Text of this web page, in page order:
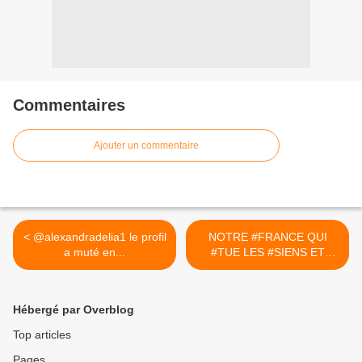
Commentaires
Ajouter un commentaire
< @alexandradelia1 le profil
a muté en...
NOTRE #FRANCE QUI
#TUE LES #SIENS ET
SAUVE LES ... >
Hébergé par Overblog
Top articles